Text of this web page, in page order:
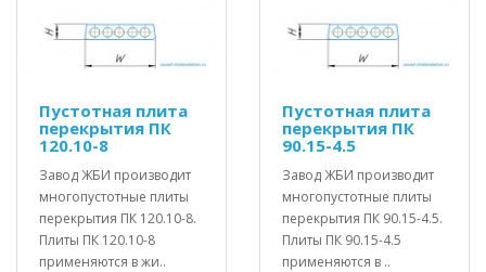
Пустотная плита
перекрытия ПК
120.10-8
Завод ЖБИ производит
многопустотные плиты
перекрытия ПК 120.10-8.
Плиты ПК 120.10-8
применяются в жи..
Пустотная плита
перекрытия ПК
90.15-4.5
Завод ЖБИ производит
многопустотные плиты
перекрытия ПК 90.15-4.5.
Плиты ПК 90.15-4.5
применяются в ..